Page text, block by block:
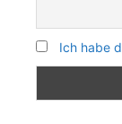
Ich habe